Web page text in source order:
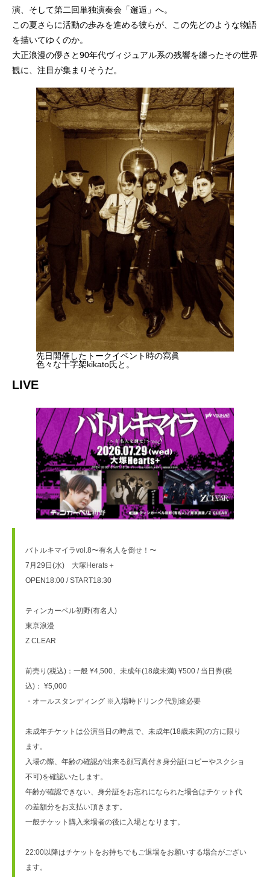
演、そして第二回単独演奏会「邂逅」へ。
この夏さらに活動の歩みを進める彼らが、この先どのような物語
を描いてゆくのか。
大正浪漫の儚さと90年代ヴィジュアル系の残響を纏ったその世界
観に、注目が集まりそうだ。
先日開催したトークイベント時の寫眞
色々な十字架kikato氏と。
LIVE
バトルキマイラvol.8〜有名人を倒せ！〜
7月29日(水)　大塚Herats＋
OPEN18:00 / START18:30
ティンカーベル初野(有名人)
東亰浪漫
Z CLEAR
前売り(税込)：一般 ¥4,500、未成年(18歳未満) ¥500 / 当日券(税
込)： ¥5,000
・オールスタンディング ※入場時ドリンク代別途必要
未成年チケットは公演当日の時点で、未成年(18歳未満)の方に限り
ます。
入場の際、年齢の確認が出来る顔写真付き身分証(コピーやスクショ
不可)を確認いたします。
年齢が確認できない、身分証をお忘れになられた場合はチケット代
の差額分をお支払い頂きます。
一般チケット購入来場者の後に入場となります。
22:00以降はチケットをお持ちでもご退場をお願いする場合がござい
ます。